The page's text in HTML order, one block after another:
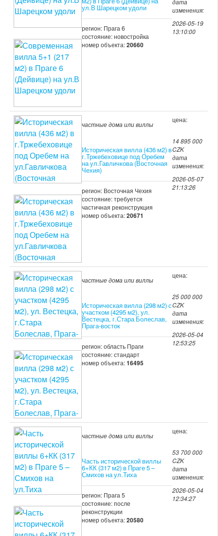
ул.В Шарецком удоли
регион: Прага 6
состояние: новостройка
номер объекта:20660
дата
изменения:
2026-05-19
13:10:00
частные дома или виллы
Историческая вилла (436 м2) в
г.Тржебеховице под Оребем
на ул.Гавличкова (Восточная
Чехия)
регион: Восточная Чехия
состояние: требуется
частичная реконструкция
номер объекта:20671
цена:
14 895 000
CZK
дата
изменения:
2026-05-07
21:13:26
частные дома или виллы
Историческая вилла (298 м2) с
участком (4295 м2), ул.
Вестецка, г.Стара Болеслав,
Прага-восток
регион: область Праги
состояние: стандарт
номер объекта:16495
цена:
25 000 000
CZK
дата
изменения:
2026-05-04
12:53:25
частные дома или виллы
Часть исторической виллы
6+КК (317 м2) в Праге 5 –
Смихов на ул.Тиха
регион: Прага 5
состояние: после
реконструкции
номер объекта:20580
цена:
53 700 000
CZK
дата
изменения:
2026-05-04
12:34:27